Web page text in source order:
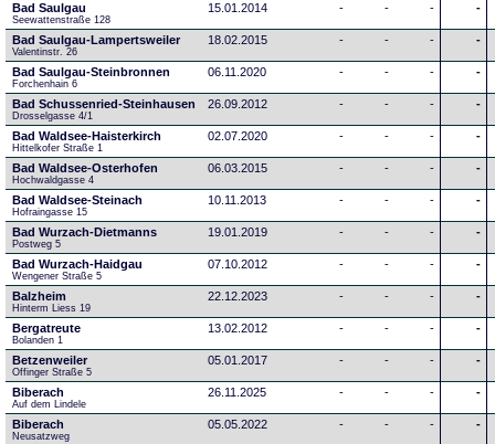
Bad Saulgau
Seewattenstraße 128
15.01.2014 - - - -
Bad Saulgau-Lampertsweiler
Valentinstr. 26
18.02.2015 - - - -
Bad Saulgau-Steinbronnen
Forchenhain 6
06.11.2020 - - - -
Bad Schussenried-Steinhausen
Drosselgasse 4/1
26.09.2012 - - - -
Bad Waldsee-Haisterkirch
Hittelkofer Straße 1
02.07.2020 - - - -
Bad Waldsee-Osterhofen
Hochwaldgasse 4
06.03.2015 - - - -
Bad Waldsee-Steinach
Hofraingasse 15
10.11.2013 - - - -
Bad Wurzach-Dietmanns
Postweg 5
19.01.2019 - - - -
Bad Wurzach-Haidgau
Wengener Straße 5
07.10.2012 - - - -
Balzheim
Hinterm Liess 19
22.12.2023 - - - -
Bergatreute
Bolanden 1
13.02.2012 - - - -
Betzenweiler
Offinger Straße 5
05.01.2017 - - - -
Biberach
Auf dem Lindele
26.11.2025 - - - -
Biberach
Neusatzweg
05.05.2022 - - - -